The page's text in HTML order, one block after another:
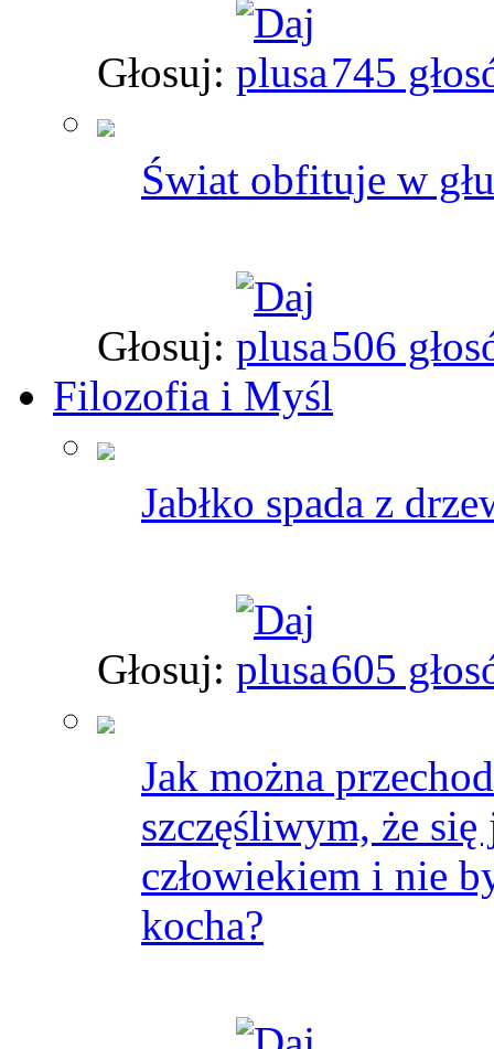
Głosuj: 745
Świat obfituje w
Głosuj:
506
Filozofia i Myśl
Jabłko spada z
Głosuj: 605
Jak można
szczęśliwym, że
człowiekiem i nie
kocha?